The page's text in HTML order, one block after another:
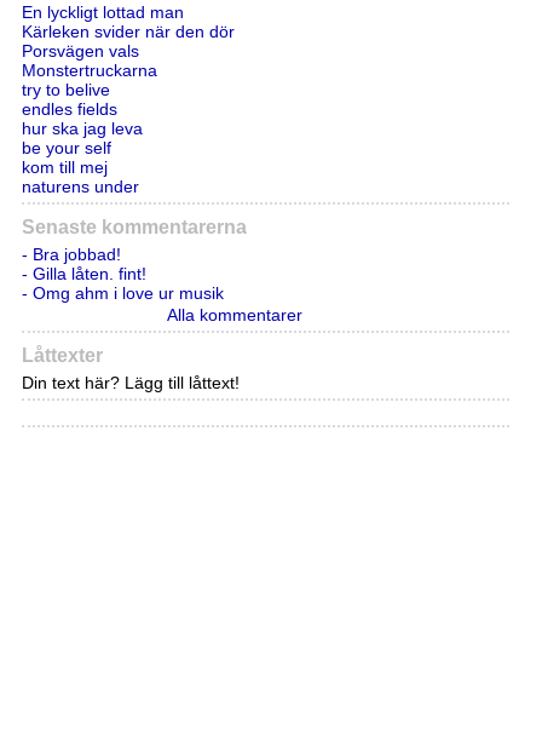
En lyckligt lottad man
Kärleken svider när den dör
Porsvägen vals
Monstertruckarna
try to belive
endles fields
hur ska jag leva
be your self
kom till mej
naturens under
Senaste kommentarerna
- Bra jobbad!
- Gilla låten. fint!
- Omg ahm i love ur musik
Alla kommentarer
Låttexter
Din text här? Lägg till låttext!